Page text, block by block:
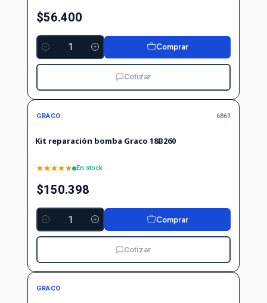
$56.400
Cantidad
Comprar
Cotizar
GRACO 6869
Kit reparación bomba Graco 18B260
En stock
$150.398
Cantidad
Comprar
Cotizar
GRACO